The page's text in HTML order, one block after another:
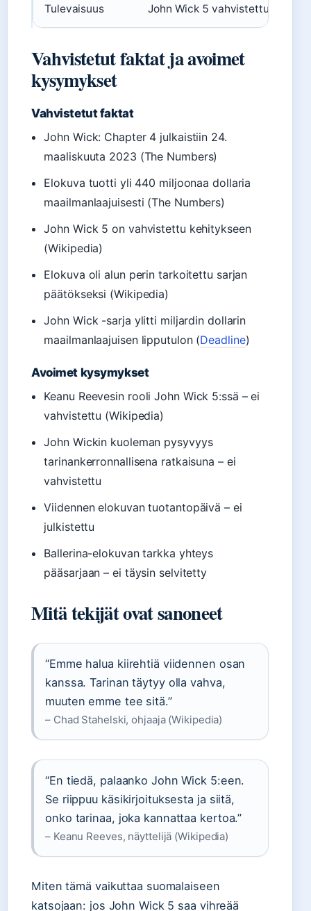
Tulevaisuus John Wick 5 vahvistettu,
Vahvistetut faktat ja avoimet
kysymykset
Vahvistetut faktat
John Wick: Chapter 4 julkaistiin 24.
maaliskuuta 2023 (The Numbers)
Elokuva tuotti yli 440 miljoonaa dollaria
maailmanlaajuisesti (The Numbers)
John Wick 5 on vahvistettu kehitykseen
(Wikipedia)
Elokuva oli alun perin tarkoitettu sarjan
päätökseksi (Wikipedia)
John Wick -sarja ylitti miljardin dollarin
maailmanlaajuisen lipputulon (Deadline)
Avoimet kysymykset
Keanu Reevesin rooli John Wick 5:ssä – ei
vahvistettu (Wikipedia)
John Wickin kuoleman pysyvyys
tarinankerronnallisena ratkaisuna – ei
vahvistettu
Viidennen elokuvan tuotantopäivä – ei
julkistettu
Ballerina-elokuvan tarkka yhteys
pääsarjaan – ei täysin selvitetty
Mitä tekijät ovat sanoneet
“Emme halua kiirehtiä viidennen osan
kanssa. Tarinan täytyy olla vahva,
muuten emme tee sitä.”
– Chad Stahelski, ohjaaja (Wikipedia)
“En tiedä, palaanko John Wick 5:een.
Se riippuu käsikirjoituksesta ja siitä,
onko tarinaa, joka kannattaa kertoa.”
– Keanu Reeves, näyttelijä (Wikipedia)
Miten tämä vaikuttaa suomalaiseen
katsojaan: jos John Wick 5 saa vihreää